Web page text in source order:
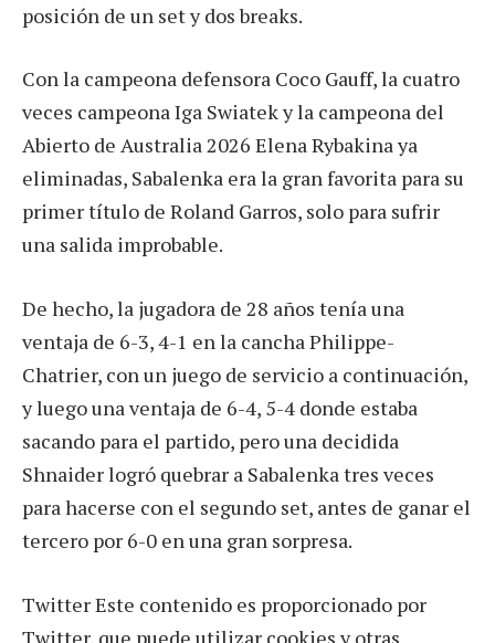
posición de un set y dos breaks.
Con la campeona defensora Coco Gauff, la cuatro
veces campeona Iga Swiatek y la campeona del
Abierto de Australia 2026 Elena Rybakina ya
eliminadas, Sabalenka era la gran favorita para su
primer título de Roland Garros, solo para sufrir
una salida improbable.
De hecho, la jugadora de 28 años tenía una
ventaja de 6-3, 4-1 en la cancha Philippe-
Chatrier, con un juego de servicio a continuación,
y luego una ventaja de 6-4, 5-4 donde estaba
sacando para el partido, pero una decidida
Shnaider logró quebrar a Sabalenka tres veces
para hacerse con el segundo set, antes de ganar el
tercero por 6-0 en una gran sorpresa.
Twitter Este contenido es proporcionado por
Twitter, que puede utilizar cookies y otras